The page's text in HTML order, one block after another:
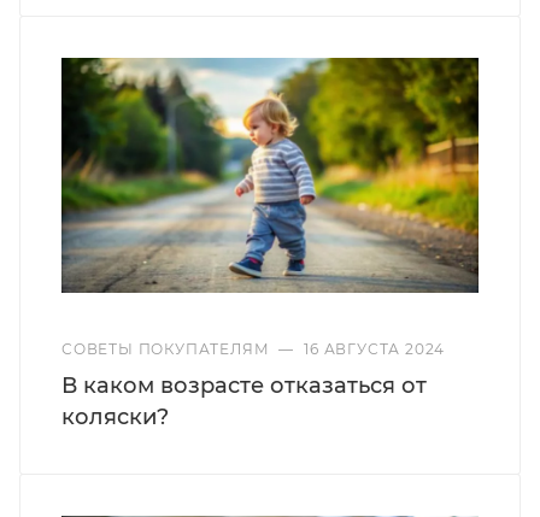
СОВЕТЫ ПОКУПАТЕЛЯМ — 16 АВГУСТА 2024
В каком возрасте отказаться от
коляски?